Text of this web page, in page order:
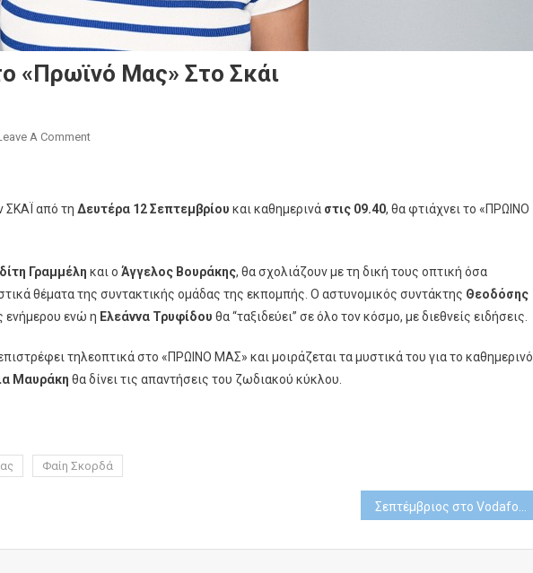
«Πρωϊνό Μας» Στο Σκάι
A CommentOn
Στο
Σκάι
ΣΚΑΪ από τη Δευτέρα 12 Σεπτεμβρίου και καθημερινά στις 09.40, θα φτιάχνει το «ΠΡΩΙΝΟ
Γραμμέλη και ο Άγγελος Βουράκης, θα σχολιάζουν με τη δική τους οπτική όσα
θέματα της συντακτικής ομάδας της εκπομπής. Ο αστυνομικός συντάκτης Θεοδόσης
ενήμερου ενώ η Ελεάννα Τρυφίδου θα “ταξιδεύει” σε όλο τον κόσμο, με διεθνείς ειδήσεις.
τηλεοπτικά στο «ΠΡΩΙΝΟ ΜΑΣ» και μοιράζεται τα μυστικά του για το καθημερινό
Μαυράκη θα δίνει τις απαντήσεις του ζωδιακού κύκλου.
Φαίη Σκορδά